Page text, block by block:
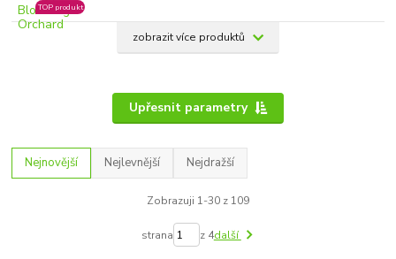
TOP produkt
zobrazit více produktů
Upřesnit parametry
Nejnovější Nejlevnější Nejdražší
Zobrazuji 1-30 z 109
strana z 4další